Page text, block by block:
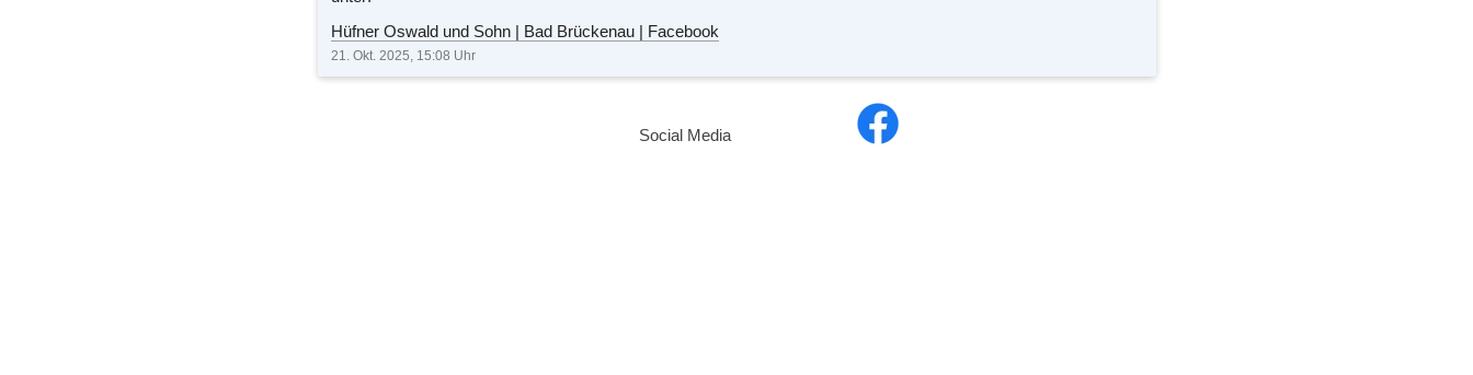
Hüfner Oswald und Sohn | Bad Brückenau | Facebook
21. Okt. 2025, 15:08 Uhr
Social Media